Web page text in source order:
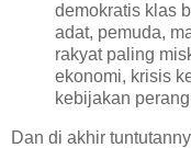
demokratis klas
adat, pemuda,
rakyat paling
ekonomi, krisis
kebijakan
Dan di akhir